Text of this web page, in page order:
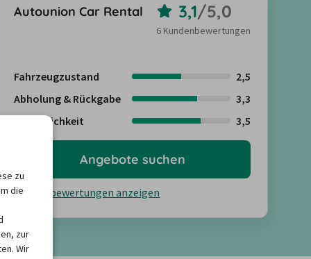
Autounion Car Rental 3,1/5,0
6 Kundenbewertungen
Fahrzeugzustand
2,5
Abholung & Rückgabe
3,3
Freundlichkeit
3,5
Kundenbewertungen anzeigen
Angebote suchen
zu
die
zur
Wir